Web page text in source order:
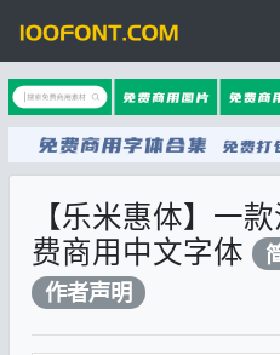
【乐米惠体】一
费商用中文字体
作者声明